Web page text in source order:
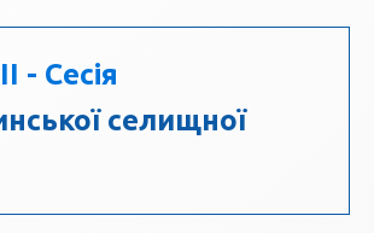
II - Сесія
селищної